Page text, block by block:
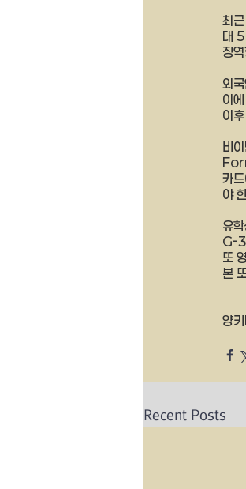
최
대
징
외
이
이
비
카
야
유
G-
또
본
양
Recent Posts